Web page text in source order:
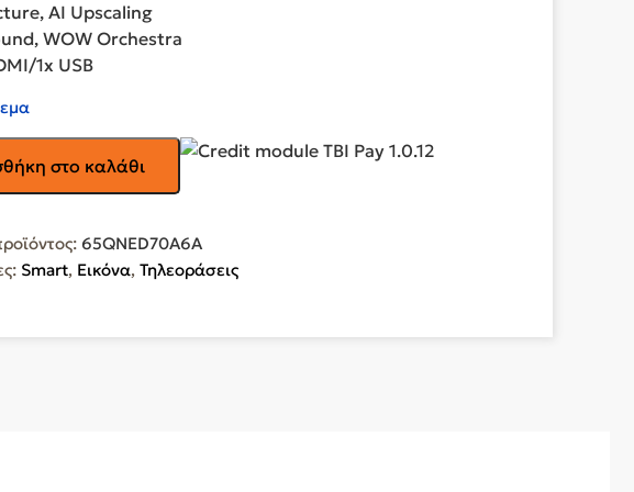
AI Upscaling
WOW Orchestra
1x USB
στο καλάθι
65QNED70A6A
Smart, Εικόνα, Τηλεοράσεις